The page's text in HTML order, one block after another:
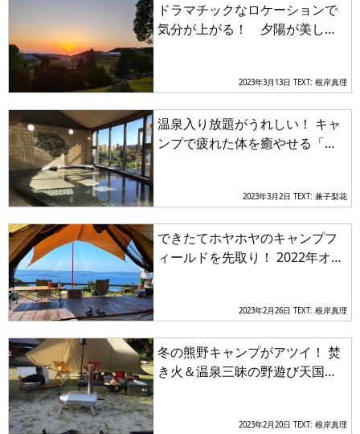
ドラマチックなロケーションで
気分が上がる！ 夕陽が美しい
2023年3月13日 TEXT: 根岸真理
温泉入り放題がうれしい！ キャ
ンプで疲れた体を癒やせる「十
2023年3月2日 TEXT: 兼子梨花
できたてホヤホヤのキャンプフ
ィールドを先取り！ 2022年オー
2023年2月26日 TEXT: 根岸真理
冬の熊野キャンプがアツイ！ 焚
き火＆温泉三昧の野遊び天国は
2023年2月20日 TEXT: 根岸真理